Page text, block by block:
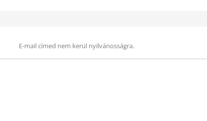
E-mail címed nem kerül nyilvánosságra.